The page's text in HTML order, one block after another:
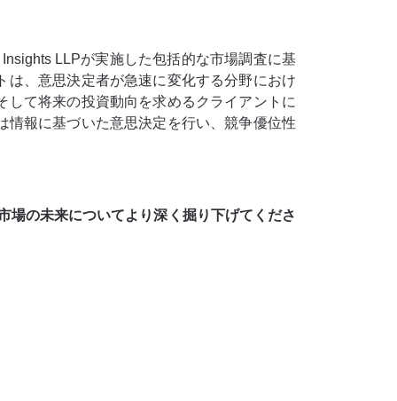
LLPが実施した包括的な市場調査に基
、意思決定者が急速に変化する分野におけ
て将来の投資動向を求めるクライアントに
報に基づいた意思決定を行い、競争優位性
場の未来についてより深く掘り下げてくださ